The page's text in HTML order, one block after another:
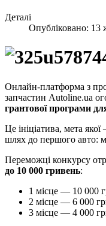
Деталі
Опубліковано: 13
Онлайн-платформа з
запчастин Autoline.ua
грантової програми
Це ініціатива, мета якої
шлях до першого авто:
Переможці конкурсу
до 10 000 гривень:
1 місце — 10 000
2 місце — 6 000
3 місце — 4 000